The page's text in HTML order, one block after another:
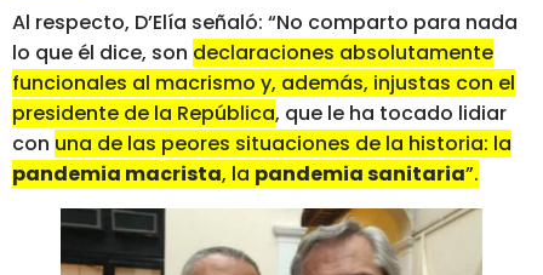
Al respecto, D’Elía señaló: “No comparto para nada
lo que él dice, son declaraciones absolutamente
funcionales al macrismo y, además, injustas con el
presidente de la República, que le ha tocado lidiar
con una de las peores situaciones de la historia: la
pandemia macrista, la pandemia sanitaria”.